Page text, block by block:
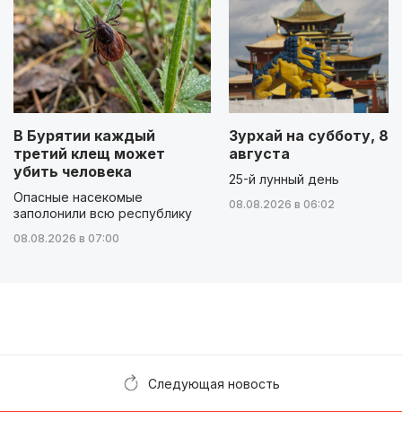
В Бурятии каждый
третий клещ может
убить человека
Опасные насекомые
заполонили всю республику
08.08.2026 в 07:00
Зурхай на субботу, 8
августа
25-й лунный день
08.08.2026 в 06:02
Следующая новость